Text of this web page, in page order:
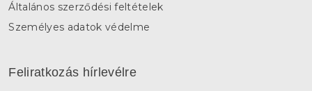
Általános szerződési feltételek
Személyes adatok védelme
Feliratkozás hírlevélre